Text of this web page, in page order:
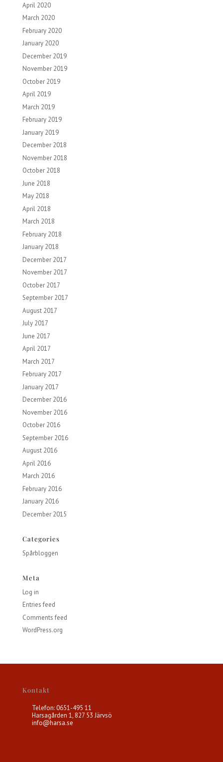
April 2020
March 2020
February 2020
January 2020
December 2019
November 2019
October 2019
April 2019
March 2019
February 2019
January 2019
December 2018
November 2018
October 2018
June 2018
May 2018
April 2018
March 2018
February 2018
January 2018
December 2017
November 2017
October 2017
September 2017
August 2017
July 2017
June 2017
April 2017
March 2017
February 2017
January 2017
December 2016
November 2016
October 2016
September 2016
August 2016
April 2016
March 2016
February 2016
January 2016
December 2015
Categories
Spårbloggen
Meta
Log in
Entries feed
Comments feed
WordPress.org
Kontakt
Telefon: 0651-495 11
Harsagården 1, 827 53 Järvsö
info@harsa.se